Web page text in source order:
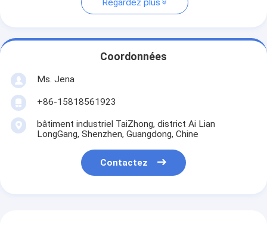
Regardez plus
Coordonnées
Ms. Jena
+86-15818561923
bâtiment industriel TaiZhong, district Ai Lian
LongGang, Shenzhen, Guangdong, Chine
Contactez